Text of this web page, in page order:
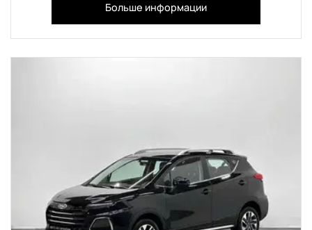
Больше информации